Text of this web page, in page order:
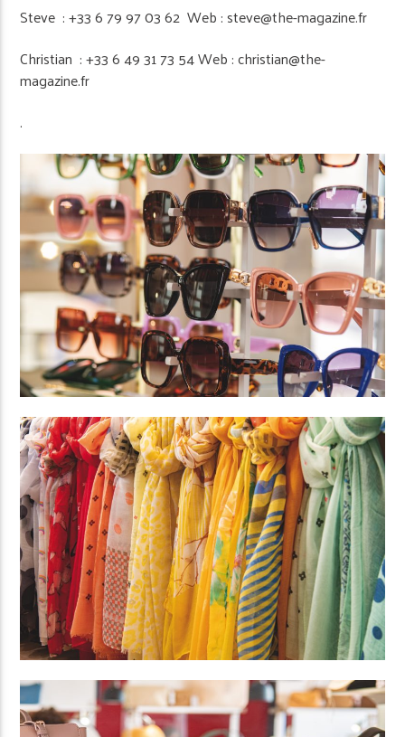
Steve : +33 6 79 97 03 62 Web : steve@the-magazine.fr
Christian : +33 6 49 31 73 54 Web : christian@the-
magazine.fr
.